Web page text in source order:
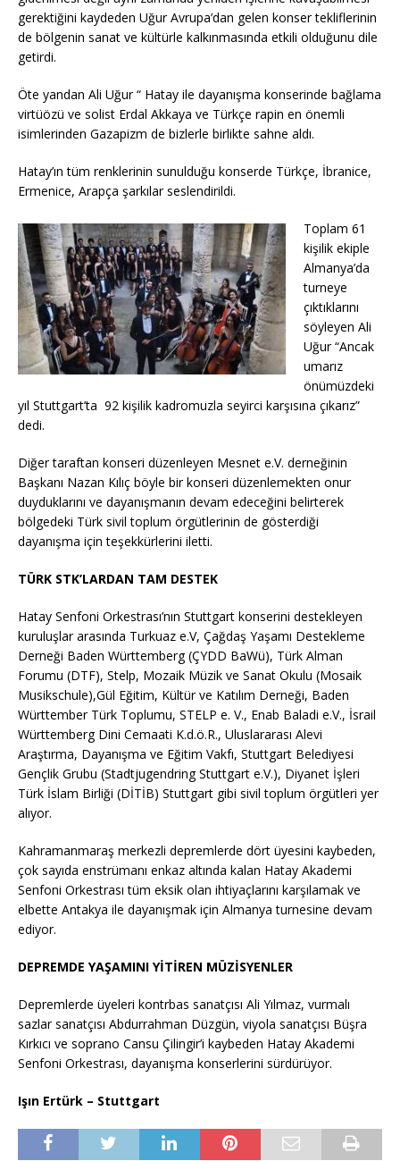
gerektiğini kaydeden Uğur Avrupa’dan gelen konser tekliflerinin
de bölgenin sanat ve kültürle kalkınmasında etkili olduğunu dile
getirdi.
Öte yandan Ali Uğur “ Hatay ile dayanışma konserinde bağlama
virtüözü ve solist Erdal Akkaya ve Türkçe rapin en önemli
isimlerinden Gazapizm de bizlerle birlikte sahne aldı.
Hatay’ın tüm renklerinin sunulduğu konserde Türkçe, İbranice,
Ermenice, Arapça şarkılar seslendirildi.
Toplam 61
kişilik ekiple
Almanya’da
turneye
çıktıklarını
söyleyen Ali
Uğur “Ancak
umarız
önümüzdeki
yıl Stuttgart’ta 92 kişilik kadromuzla seyirci karşısına çıkarız”
dedi.
Diğer taraftan konseri düzenleyen Mesnet e.V. derneğinin
Başkanı Nazan Kılıç böyle bir konseri düzenlemekten onur
duyduklarını ve dayanışmanın devam edeceğini belirterek
bölgedeki Türk sivil toplum örgütlerinin de gösterdiği
dayanışma için teşekkürlerini iletti.
TÜRK STK’LARDAN TAM DESTEK
Hatay Senfoni Orkestrası’nın Stuttgart konserini destekleyen
kuruluşlar arasında Turkuaz e.V, Çağdaş Yaşamı Destekleme
Derneği Baden Württemberg (ÇYDD BaWü), Türk Alman
Forumu (DTF), Stelp, Mozaik Müzik ve Sanat Okulu (Mosaik
Musikschule),Gül Eğitim, Kültür ve Katılım Derneği, Baden
Württember Türk Toplumu, STELP e. V., Enab Baladi e.V., İsrail
Württemberg Dini Cemaati K.d.ö.R., Uluslararası Alevi
Araştırma, Dayanışma ve Eğitim Vakfı, Stuttgart Belediyesi
Gençlik Grubu (Stadtjugendring Stuttgart e.V.), Diyanet İşleri
Türk İslam Birliği (DİTİB) Stuttgart gibi sivil toplum örgütleri yer
alıyor.
Kahramanmaraş merkezli depremlerde dört üyesini kaybeden,
çok sayıda enstrümanı enkaz altında kalan Hatay Akademi
Senfoni Orkestrası tüm eksik olan ihtiyaçlarını karşılamak ve
elbette Antakya ile dayanışmak için Almanya turnesine devam
ediyor.
DEPREMDE YAŞAMINI YİTİREN MÜZİSYENLER
Depremlerde üyeleri kontrbas sanatçısı Ali Yılmaz, vurmalı
sazlar sanatçısı Abdurrahman Düzgün, viyola sanatçısı Büşra
Kırkıcı ve soprano Cansu Çilingir’i kaybeden Hatay Akademi
Senfoni Orkestrası, dayanışma konserlerini sürdürüyor.
Işın Ertürk – Stuttgart